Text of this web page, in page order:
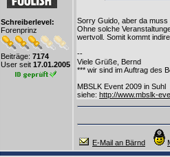
Schreiberlevel:
Forenprinz
Beiträge: 7174
User seit 17.01.2005
Sorry Guido, aber da
Ohne solche
wertvoll. Somit kommt
--
Viele Grüße, Bernd
*** wir sind im Auftrag des
MBSLK Event 2009 in Suhl
siehe: http://www.mbslk-
E-Mail an Bärnd